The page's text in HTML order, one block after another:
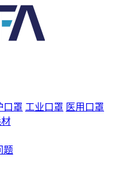
口罩 工业口罩 医用口罩
题